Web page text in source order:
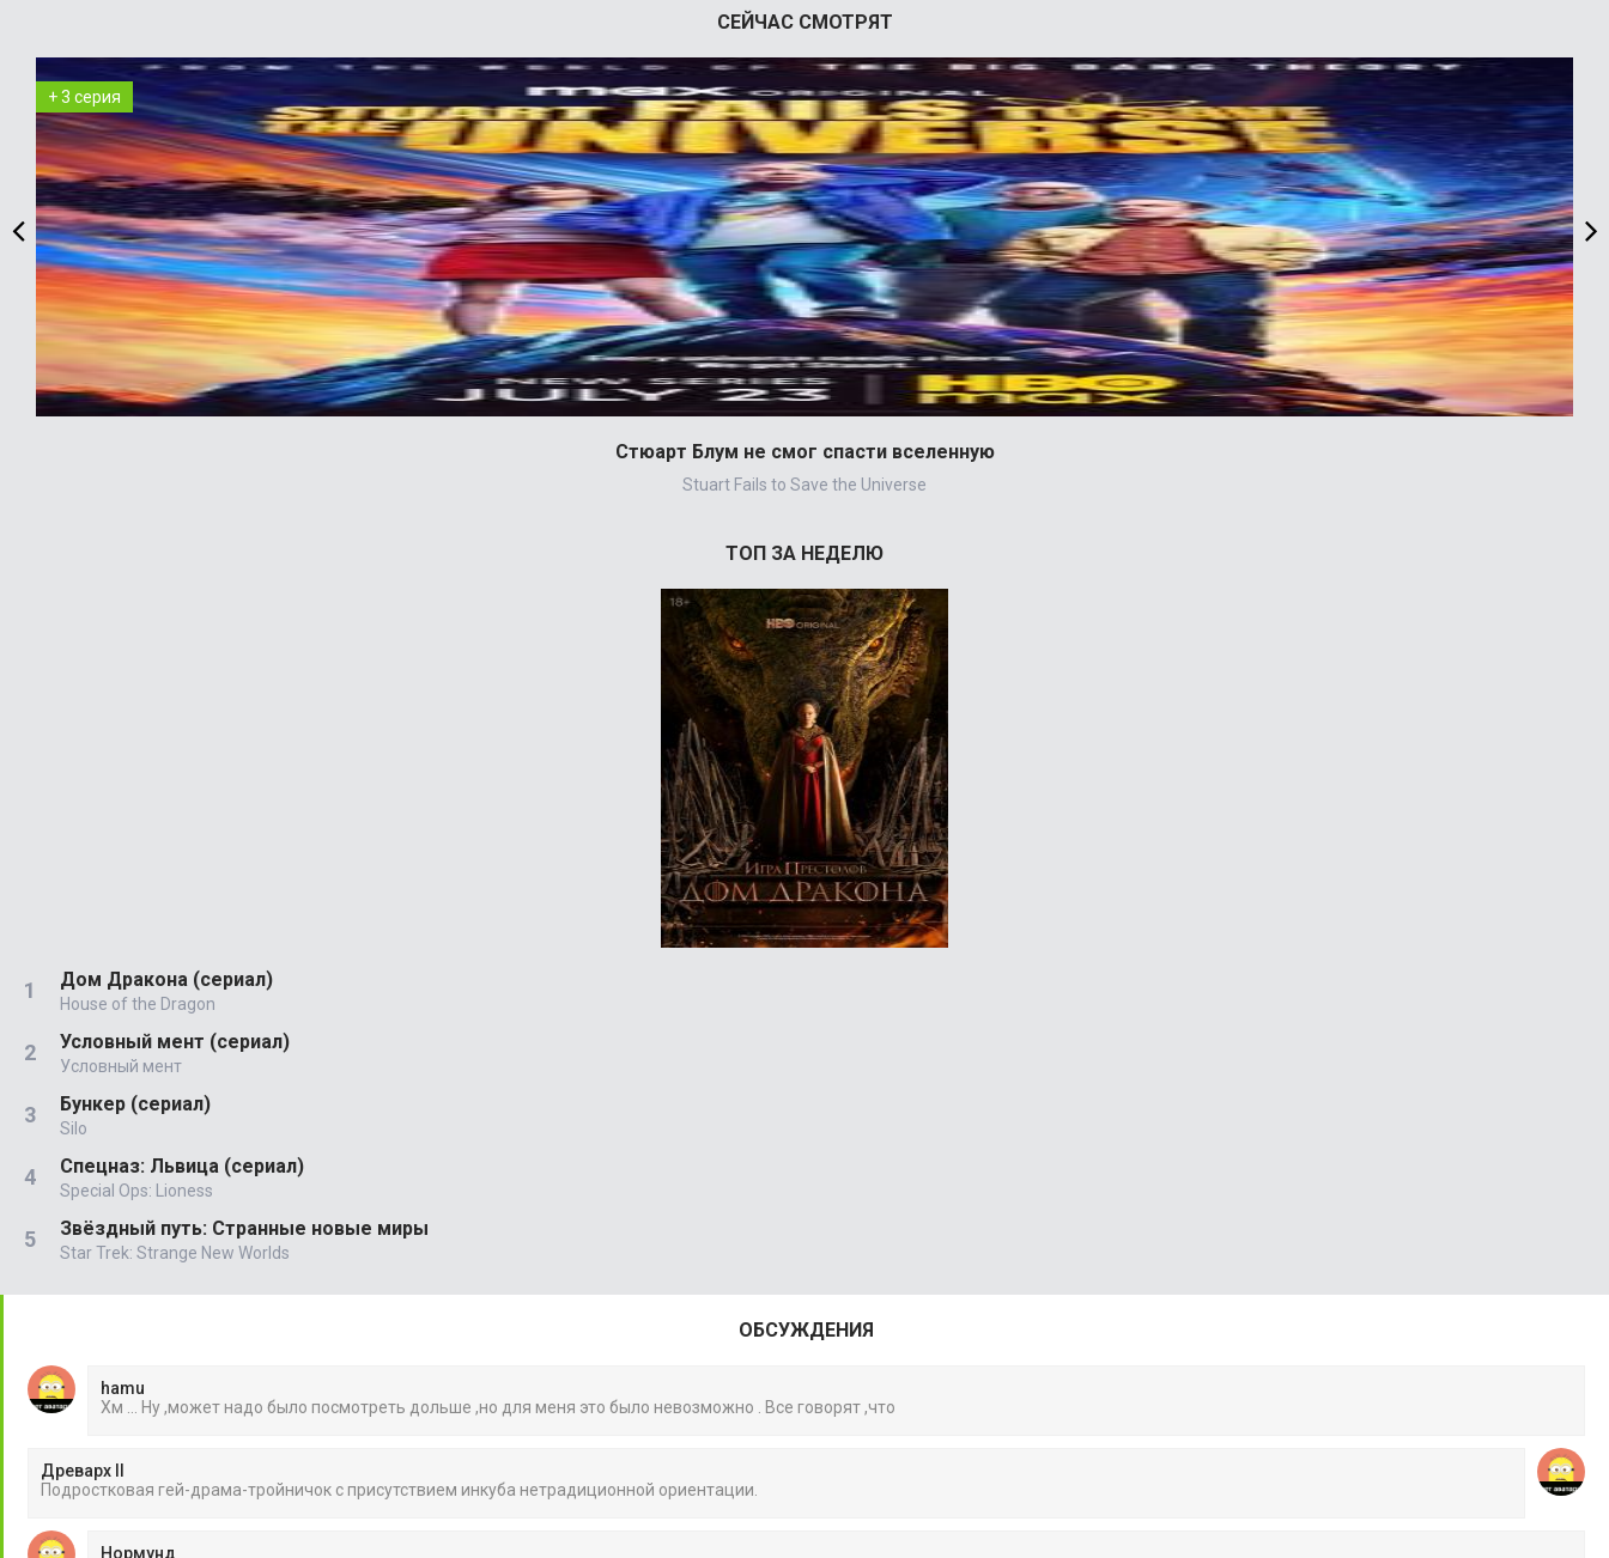
СЕЙЧАС СМОТРЯТ
+ 3 серия
Стюарт Блум не смог спасти вселенную
Stuart Fails to Save the Universe
ТОП ЗА НЕДЕЛЮ
Дом Дракона (сериал)
House of the Dragon
Условный мент (сериал)
Условный мент
Бункер (сериал)
Silo
Спецназ: Львица (сериал)
Special Ops: Lioness
Звёздный путь: Странные новые миры
Star Trek: Strange New Worlds
ОБСУЖДЕНИЯ
hamu
Хм ... Ну ,может надо было посмотреть дольше ,но для меня это было невозможно . Все говорят ,что
Древарх II
Подростковая гей-драма-тройничок с присутствием инкуба нетрадиционной ориентации.
Нормунд